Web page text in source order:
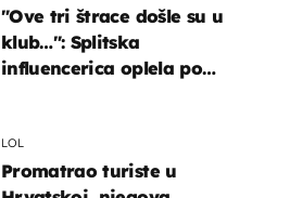
"Ove tri štrace došle su u
klub…": Splitska
influencerica oplela po
LOL
Promatrao turiste u